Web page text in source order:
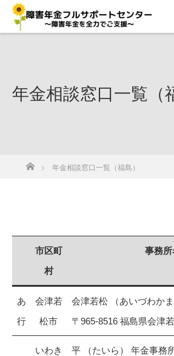
年金相談窓口一覧（
ホーム
年金相談窓口一覧（福島）
市区町
村
事務所
あ
行
会津若
松市
会津若松 （あいづわか
〒965-8516 福島県会津
いわき
平 （たいら） 年金事務